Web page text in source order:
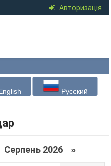
Авторизація
Русский
Серпень 2026 »